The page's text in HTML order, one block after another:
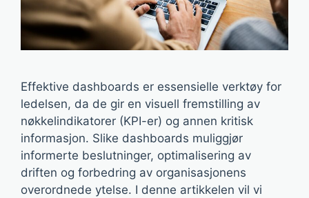
Effektive dashboards er essensielle verktøy for
ledelsen, da de gir en visuell fremstilling av
nøkkelindikatorer (KPI-er) og annen kritisk
informasjon. Slike dashboards muliggjør
informerte beslutninger, optimalisering av
driften og forbedring av organisasjonens
overordnede ytelse. I denne artikkelen vil vi